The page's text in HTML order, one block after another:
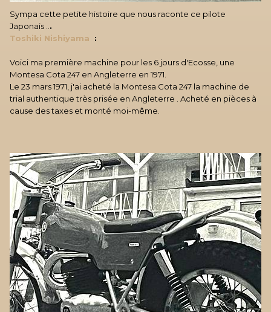
Sympa cette petite histoire que nous raconte ce pilote
Japonais .. .
Toshiki Nishiyama :
Voici ma première machine pour les 6 jours d'Ecosse, une
Montesa Cota 247 en Angleterre en 1971.
Le 23 mars 1971, j'ai acheté la Montesa Cota 247 la machine de
trial authentique très prisée en Angleterre . Acheté en pièces à
cause des taxes et monté moi-même.